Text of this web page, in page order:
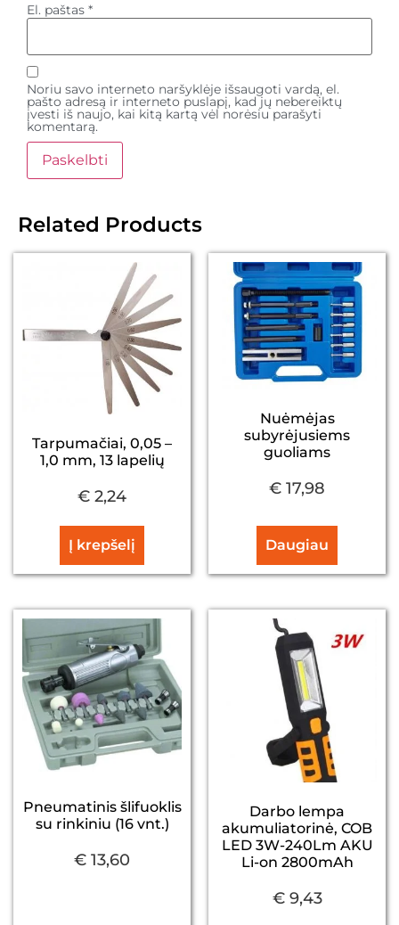
El. paštas *
Noriu savo interneto naršyklėje išsaugoti vardą, el.
pašto adresą ir interneto puslapį, kad jų nebereiktų
įvesti iš naujo, kai kitą kartą vėl norėsiu parašyti
komentarą.
Related Products
Tarpumačiai, 0,05 –
1,0 mm, 13 lapelių
€ 2,24
Į krepšelį
Nuėmėjas
subyrėjusiems
guoliams
€ 17,98
Daugiau
Pneumatinis šlifuoklis
su rinkiniu (16 vnt.)
€ 13,60
Darbo lempa
akumuliatorinė, COB
LED 3W-240Lm AKU
Li-on 2800mAh
€9,43